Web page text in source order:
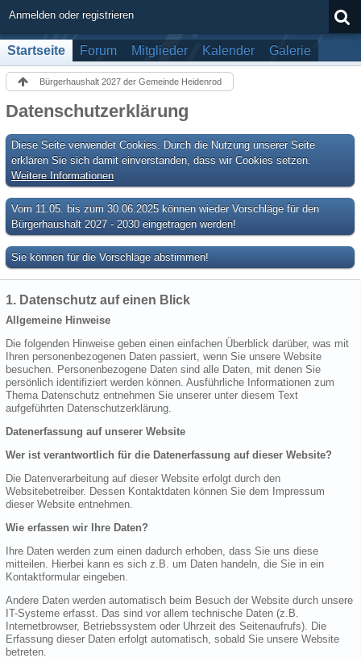
Anmelden oder registrieren
Startseite Forum Mitglieder Kalender Galerie
Bürgerhaushalt 2027 der Gemeinde Heidenrod
Datenschutzerklärung
Diese Seite verwendet Cookies. Durch die Nutzung unserer Seite
erklären Sie sich damit einverstanden, dass wir Cookies setzen.
Weitere Informationen
Vom 11.05. bis zum 30.06.2025 können wieder Vorschläge für den
Bürgerhaushalt 2027 - 2030 eingetragen werden!
Sie können für die Vorschläge abstimmen!
1. Datenschutz auf einen Blick
Allgemeine Hinweise
Die folgenden Hinweise geben einen einfachen Überblick darüber, was mit
Ihren personenbezogenen Daten passiert, wenn Sie unsere Website
besuchen. Personenbezogene Daten sind alle Daten, mit denen Sie
persönlich identifiziert werden können. Ausführliche Informationen zum
Thema Datenschutz entnehmen Sie unserer unter diesem Text
aufgeführten Datenschutzerklärung.
Datenerfassung auf unserer Website
Wer ist verantwortlich für die Datenerfassung auf dieser Website?
Die Datenverarbeitung auf dieser Website erfolgt durch den
Websitebetreiber. Dessen Kontaktdaten können Sie dem Impressum
dieser Website entnehmen.
Wie erfassen wir Ihre Daten?
Ihre Daten werden zum einen dadurch erhoben, dass Sie uns diese
mitteilen. Hierbei kann es sich z.B. um Daten handeln, die Sie in ein
Kontaktformular eingeben.
Andere Daten werden automatisch beim Besuch der Website durch unsere
IT-Systeme erfasst. Das sind vor allem technische Daten (z.B.
Internetbrowser, Betriebssystem oder Uhrzeit des Seitenaufrufs). Die
Erfassung dieser Daten erfolgt automatisch, sobald Sie unsere Website
betreten.